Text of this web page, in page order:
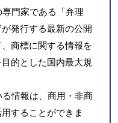
門家である「弁理
発行する最新の公開
商標に関する情報を
的とした国内最大規
情報は、商用・非商
することができま